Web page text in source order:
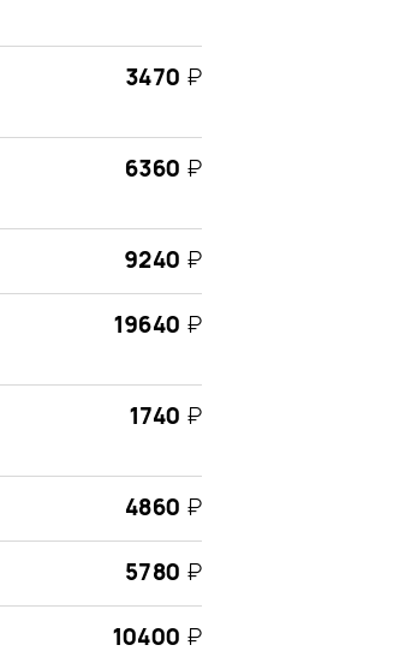
3470 ₽
6360 ₽
9240 ₽
19640 ₽
1740 ₽
4860 ₽
5780 ₽
10400 ₽